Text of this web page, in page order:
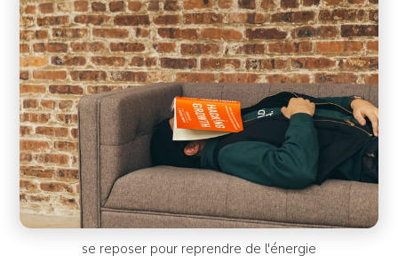
se reposer pour reprendre de l'énergie